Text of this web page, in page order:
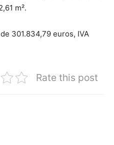
m².
301.834,79 euros, IVA
Rate this post